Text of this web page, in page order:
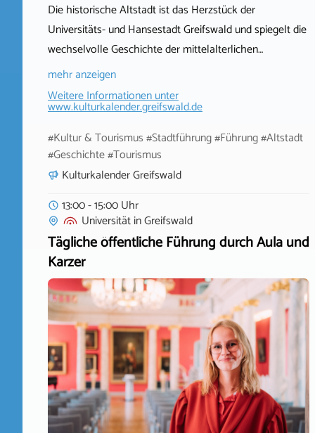
Die historische Altstadt ist das Herzstück der
Universitäts- und Hansestadt Greifswald und spiegelt die
wechselvolle Geschichte der mittelalterlichen…
mehr anzeigen
Weitere Informationen unter
www.kulturkalender.greifswald.de
#Kultur & Tourismus #Stadtführung #Führung #Altstadt
#Geschichte #Tourismus
Kulturkalender Greifswald
13:00 - 15:00 Uhr
UniversitätinGreifswald
Tägliche öffentliche Führung durch Aula und
Karzer